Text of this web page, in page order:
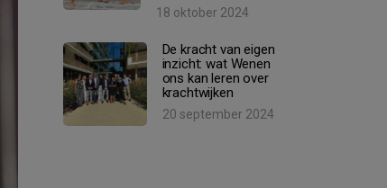
18 oktober 2024
De kracht van eigen
inzicht: wat Wenen
ons kan leren over
krachtwijken
20 september 2024